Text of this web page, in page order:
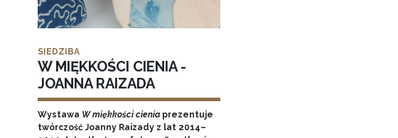
SIEDZIBA
W MIĘKKOŚCI CIENIA -
JOANNA RAIZADA
Wystawa W miękkości cieniaprezentuje
twórczość Joanny Raizady z lat 2014–